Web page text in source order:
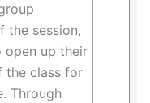
the session,
open up their
the class for
Through